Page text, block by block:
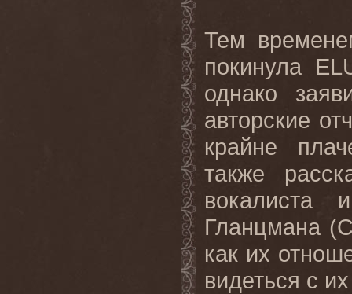
Тем
покинула
однако
авторские
крайне
также
вокалиста
Гланцмана
как их
видеться с